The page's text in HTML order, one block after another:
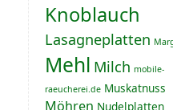
Knoblauch
Lasagneplatten
Mehl Milch mobile-
raeucherei.de Muskatnuss
Möhren Nudelplatten